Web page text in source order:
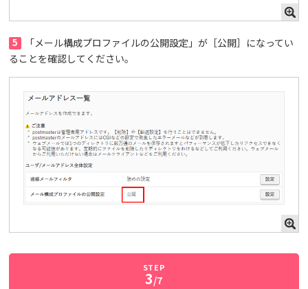
5
「メール構成プロファイルの公開設定」が［公開］になってい
ることを確認してください。
STEP
3/7